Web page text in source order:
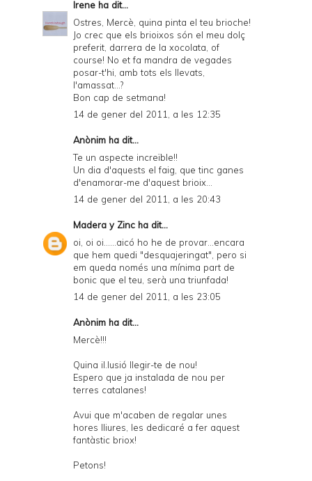
Irene ha dit...
Ostres, Mercè, quina pinta el teu brioche!
Jo crec que els brioixos són el meu dolç
preferit, darrera de la xocolata, of
course! No et fa mandra de vegades
posar-t'hi, amb tots els llevats,
l'amassat...?
Bon cap de setmana!
14 de gener del 2011, a les 12:35
Anònim ha dit...
Te un aspecte increïble!!
Un dia d'aquests el faig, que tinc ganes
d'enamorar-me d'aquest brioix...
14 de gener del 2011, a les 20:43
Madera y Zinc ha dit...
oi, oi oi......aicó ho he de provar...encara
que hem quedi "desquajeringat", pero si
em queda només una mínima part de
bonic que el teu, serà una triunfada!
14 de gener del 2011, a les 23:05
Anònim ha dit...
Mercè!!!
Quina il.lusió llegir-te de nou!
Espero que ja instalada de nou per
terres catalanes!
Avui que m'acaben de regalar unes
hores lliures, les dedicaré a fer aquest
fantàstic briox!
Petons!